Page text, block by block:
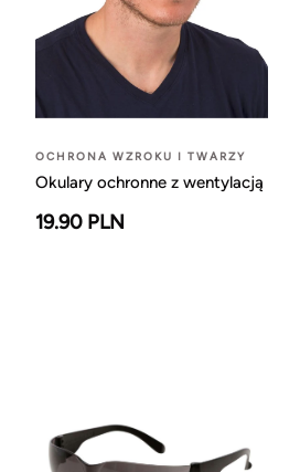
OCHRONA WZROKU I TWARZY
Okulary ochronne z wentylacją
19.90 PLN